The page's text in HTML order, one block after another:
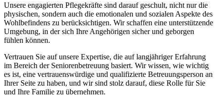
Unsere engagierten Pflegekräfte sind darauf geschult, nicht nur die
physischen, sondern auch die emotionalen und sozialen Aspekte des
Wohlbefindens zu berücksichtigen. Wir schaffen eine unterstützende
Umgebung, in der sich Ihre Angehörigen sicher und geborgen
fühlen können.
Vertrauen Sie auf unsere Expertise, die auf langjähriger Erfahrung
im Bereich der Seniorenbetreuung basiert. Wir wissen, wie wichtig
es ist, eine vertrauenswürdige und qualifizierte Betreuungsperson an
Ihrer Seite zu haben, und wir sind stolz darauf, diese Rolle für Sie
und Ihre Familie zu übernehmen.